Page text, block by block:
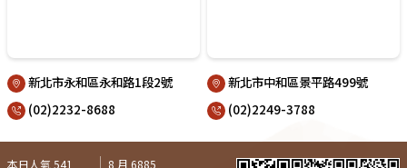
新北市永和區永和路1段2號
(02)2232-8688
新北市中和區景平路499號
(02)2249-3788
本日人氣 541 8 月 6885